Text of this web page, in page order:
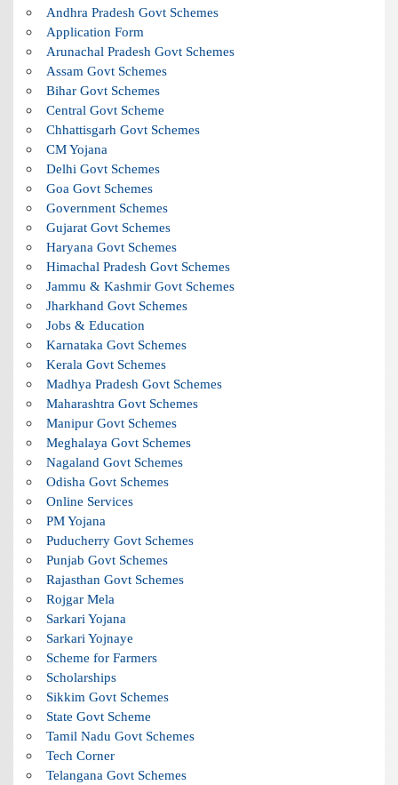
Andhra Pradesh Govt Schemes
Application Form
Arunachal Pradesh Govt Schemes
Assam Govt Schemes
Bihar Govt Schemes
Central Govt Scheme
Chhattisgarh Govt Schemes
CM Yojana
Delhi Govt Schemes
Goa Govt Schemes
Government Schemes
Gujarat Govt Schemes
Haryana Govt Schemes
Himachal Pradesh Govt Schemes
Jammu & Kashmir Govt Schemes
Jharkhand Govt Schemes
Jobs & Education
Karnataka Govt Schemes
Kerala Govt Schemes
Madhya Pradesh Govt Schemes
Maharashtra Govt Schemes
Manipur Govt Schemes
Meghalaya Govt Schemes
Nagaland Govt Schemes
Odisha Govt Schemes
Online Services
PM Yojana
Puducherry Govt Schemes
Punjab Govt Schemes
Rajasthan Govt Schemes
Rojgar Mela
Sarkari Yojana
Sarkari Yojnaye
Scheme for Farmers
Scholarships
Sikkim Govt Schemes
State Govt Scheme
Tamil Nadu Govt Schemes
Tech Corner
Telangana Govt Schemes